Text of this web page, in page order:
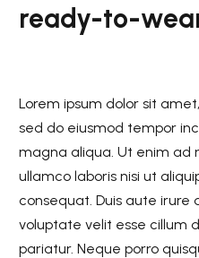
ready-to-
Lorem ipsum dolor sit
sed do eiusmod tempor
magna aliqua. Ut enim ad
ullamco laboris nisi ut
consequat. Duis aute irure
voluptate velit esse cillum
pariatur. Neque porro